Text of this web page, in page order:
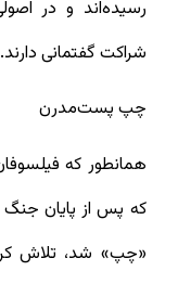
رسیده‌اند و در
شراکت گفتمانی
چپ پست‌مدرن
همانطور که
که پس از پایان
«چپ» شد، تلاش